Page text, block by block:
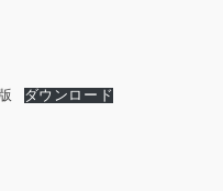
ダウンロード